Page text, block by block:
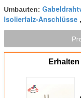
Umbauten:
Isolierfalz-Anschlüsse ,